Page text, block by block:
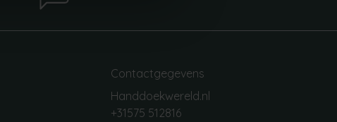
Contactgegevens
Handdoekwereld.nl
+31575 512816